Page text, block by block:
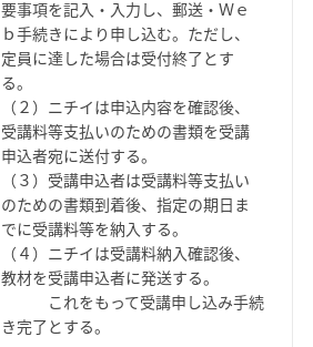
要事項を記入・入力し、郵送・Ｗｅ
ｂ手続きにより申し込む。ただし、
定員に達した場合は受付終了とす
る。
（２）ニチイは申込内容を確認後、
受講料等支払いのための書類を受講
申込者宛に送付する。
（３）受講申込者は受講料等支払い
のための書類到着後、指定の期日ま
でに受講料等を納入する。
（４）ニチイは受講料納入確認後、
教材を受講申込者に発送する。
これをもって受講申し込み手続
き完了とする。